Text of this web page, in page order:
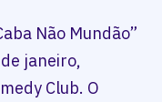
Não Mundão”
janeiro,
Club. O